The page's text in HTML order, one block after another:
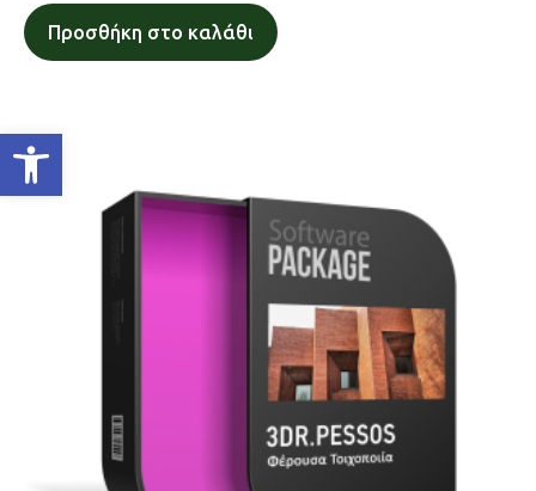
Ανοίξτε τη γραμμή εργαλείων
Προσθήκη στο καλάθι